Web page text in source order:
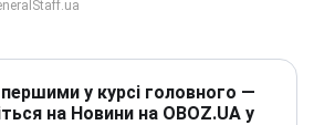
у курсі головного —
на Новини на OBOZ.UA у